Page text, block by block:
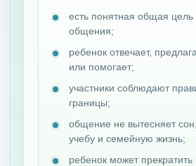
есть понятная общая цель
общения;
ребенок отвечает,
или помогает;
участники соблюдают
границы;
общение не вытесняет
учебу и семейную жизнь;
ребенок может прекратить